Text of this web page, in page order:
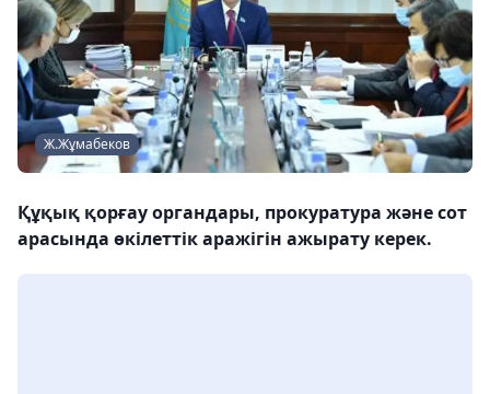
Ж.Жұмабеков
Құқық қорғау органдары, прокуратура және сот
арасында өкілеттік аражігін ажырату керек.